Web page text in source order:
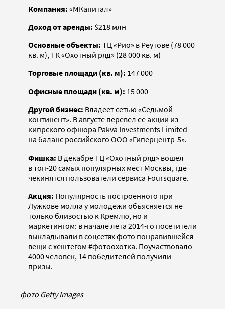
Компания: «МКапитал»
Доход от аренды: $218 млн
Основные объекты: ТЦ «Рио» в Реутове (78 000
кв. м), ТК «Охотный ряд» (28 000 кв. м)
Торговые площади (кв. м): 147 000
Офисные площади (кв. м): 15 000
Другой бизнес: Владеет сетью «Седьмой
континент». В августе перевел ее акции из
кипрского офшора Pakva Investments Limited
на баланс российского ООО «Гиперцентр-5».
Фишка: В декабре ТЦ «Охотный ряд» вошел
в топ-20 самых популярных мест Москвы, где
чекинятся пользователи сервиса Foursquare.
Акция: Популярность построенного при
Лужкове молла у молодежи объясняется не
только близостью к Кремлю, но и
маркетингом: в начале лета 2014-го посетители
выкладывали в соцсетях фото понравившейся
вещи с хештегом #фотоохотка. Поучаствовало
4000 человек, 14 победителей получили
призы.
фото Getty Images